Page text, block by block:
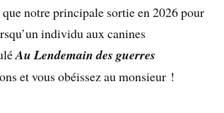
notre principale sortie en 2026 pour
individu aux canines
Au Lendemain des guerres
et vous obéissez au monsieur !